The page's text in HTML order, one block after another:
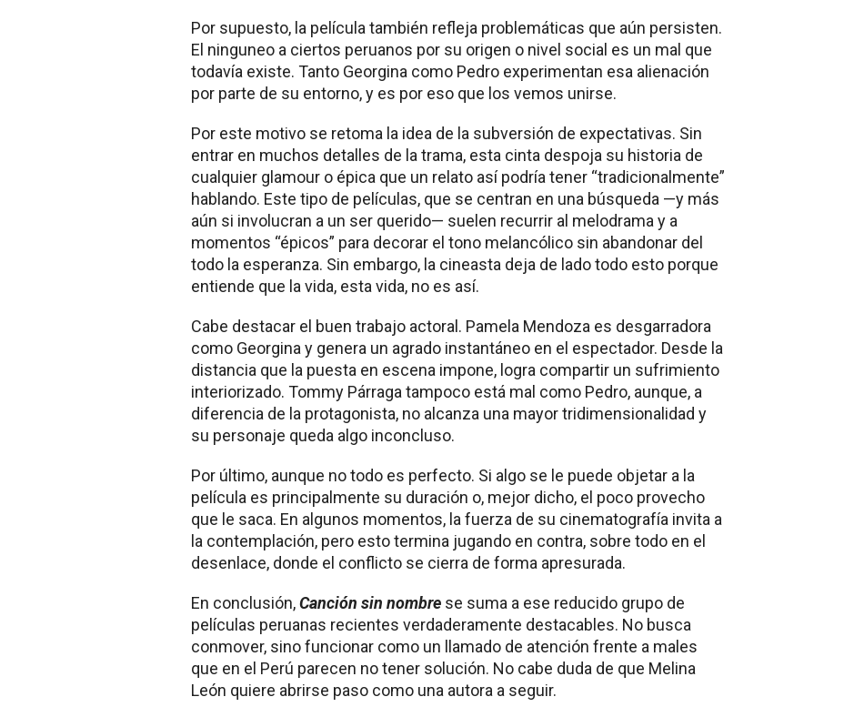
Por supuesto, la película también refleja problemáticas que aún persisten.
El ninguneo a ciertos peruanos por su origen o nivel social es un mal que
todavía existe. Tanto Georgina como Pedro experimentan esa alienación
por parte de su entorno, y es por eso que los vemos unirse.
Por este motivo se retoma la idea de la subversión de expectativas. Sin
entrar en muchos detalles de la trama, esta cinta despoja su historia de
cualquier glamour o épica que un relato así podría tener “tradicionalmente”
hablando. Este tipo de películas, que se centran en una búsqueda —y más
aún si involucran a un ser querido— suelen recurrir al melodrama y a
momentos “épicos” para decorar el tono melancólico sin abandonar del
todo la esperanza. Sin embargo, la cineasta deja de lado todo esto porque
entiende que la vida, esta vida, no es así.
Cabe destacar el buen trabajo actoral. Pamela Mendoza es desgarradora
como Georgina y genera un agrado instantáneo en el espectador. Desde la
distancia que la puesta en escena impone, logra compartir un sufrimiento
interiorizado. Tommy Párraga tampoco está mal como Pedro, aunque, a
diferencia de la protagonista, no alcanza una mayor tridimensionalidad y
su personaje queda algo inconcluso.
Por último, aunque no todo es perfecto. Si algo se le puede objetar a la
película es principalmente su duración o, mejor dicho, el poco provecho
que le saca. En algunos momentos, la fuerza de su cinematografía invita a
la contemplación, pero esto termina jugando en contra, sobre todo en el
desenlace, donde el conflicto se cierra de forma apresurada.
En conclusión,Canción sin nombre se suma a ese reducido grupo de
películas peruanas recientes verdaderamente destacables. No busca
conmover, sino funcionar como un llamado de atención frente a males
que en el Perú parecen no tener solución. No cabe duda de que Melina
León quiere abrirse paso como una autora a seguir.